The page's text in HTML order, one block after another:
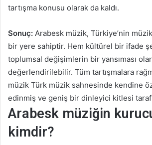
tartışma konusu olarak da kaldı.
Sonuç: Arabesk müzik, Türkiye’nin
bir yere sahiptir. Hem kültürel bir ifade
toplumsal değişimlerin bir yansıması
değerlendirilebilir. Tüm tartışmalara
müzik Türk müzik sahnesinde kendine
edinmiş ve geniş bir dinleyici kitlesi
Arabesk müziğin
kimdir?